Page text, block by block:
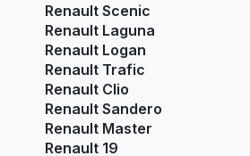
Renault Scenic
Renault Laguna
Renault Logan
Renault Trafic
Renault Clio
Renault Sandero
Renault Master
Renault 19